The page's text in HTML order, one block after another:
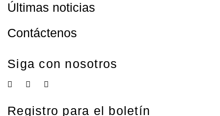
Últimas noticias
Contáctenos
Siga con nosotros
Registro para el boletín